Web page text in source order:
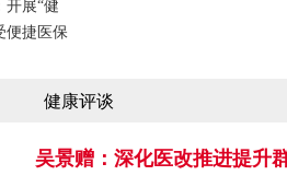
开展“健
便捷医保
健康评谈
吴景赠：深化医改推进提升